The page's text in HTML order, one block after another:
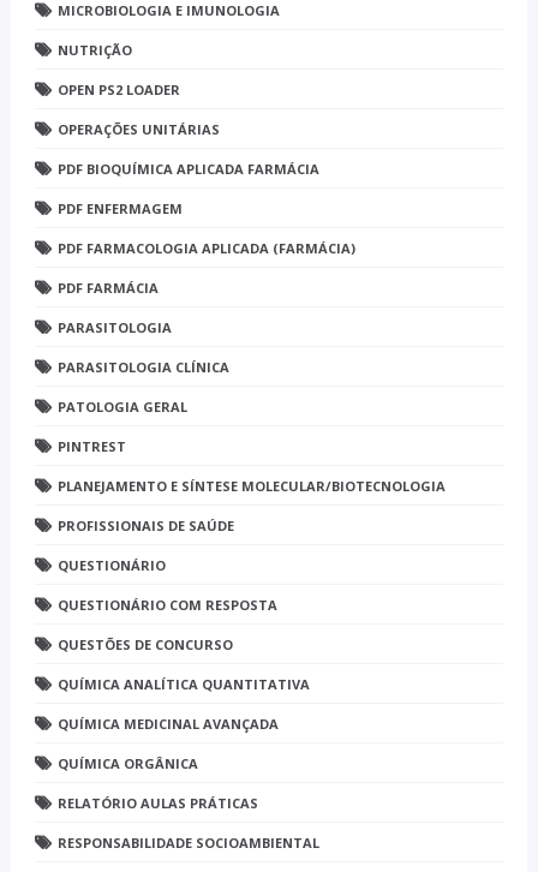
MICROBIOLOGIA E IMUNOLOGIA
NUTRIÇÃO
OPEN PS2 LOADER
OPERAÇÕES UNITÁRIAS
PDF BIOQUÍMICA APLICADA FARMÁCIA
PDF ENFERMAGEM
PDF FARMACOLOGIA APLICADA (FARMÁCIA)
PDF FARMÁCIA
PARASITOLOGIA
PARASITOLOGIA CLÍNICA
PATOLOGIA GERAL
PINTREST
PLANEJAMENTO E SÍNTESE MOLECULAR/BIOTECNOLOGIA
PROFISSIONAIS DE SAÚDE
QUESTIONÁRIO
QUESTIONÁRIO COM RESPOSTA
QUESTÕES DE CONCURSO
QUÍMICA ANALÍTICA QUANTITATIVA
QUÍMICA MEDICINAL AVANÇADA
QUÍMICA ORGÂNICA
RELATÓRIO AULAS PRÁTICAS
RESPONSABILIDADE SOCIOAMBIENTAL